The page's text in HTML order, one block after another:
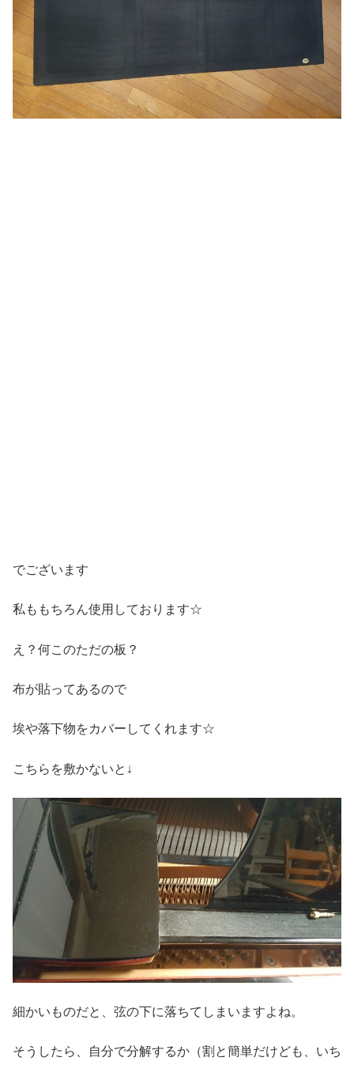
でございます
私ももちろん使用しております☆
え？何このただの板？
布が貼ってあるので
埃や落下物をカバーしてくれます☆
こちらを敷かないと↓
細かいものだと、弦の下に落ちてしまいますよね。
そうしたら、自分で分解するか（割と簡単だけども、いち